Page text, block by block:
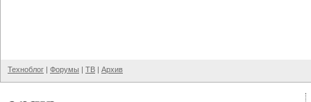
Техноблог | Форумы | ТВ | Архив